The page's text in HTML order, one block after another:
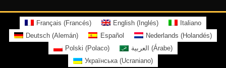
Français (Francés) English ( Inglés)
Italiano
Deutsch (Alemán) Español Nederlands (Holandés)
Polski (Polaco) العربية (Árabe)
Українська(Ucraniano)